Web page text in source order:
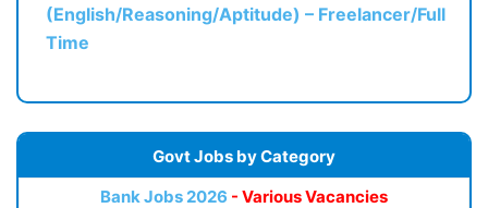
(English/Reasoning/Aptitude) – Freelancer/Full
Time
Govt Jobs by Category
Bank Jobs 2026 - Various Vacancies